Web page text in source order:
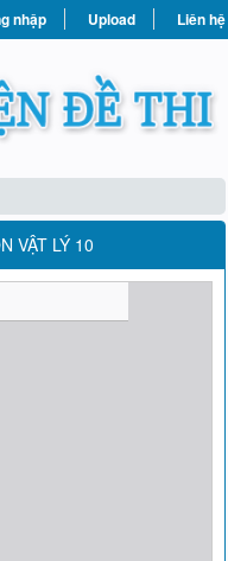
nhập Upload Liên hệ
VẬT LÝ 10